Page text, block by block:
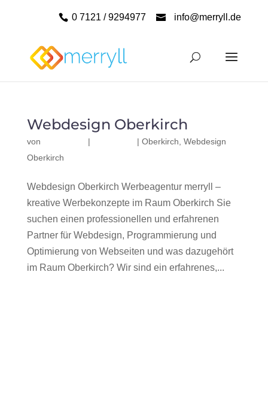
0 7121 / 9294977 info@merryll.de
Webdesign Oberkirch
von | | Oberkirch Webdesign
Oberkirch
Webdesign Oberkirch Werbeagentur merryll –
kreative Werbekonzepte im Raum Oberkirch Sie
suchen einen professionellen und erfahrenen
Partner für Webdesign, Programmierung und
Optimierung von Webseiten und was dazugehört
im Raum Oberkirch? Wir sind ein erfahrenes,...